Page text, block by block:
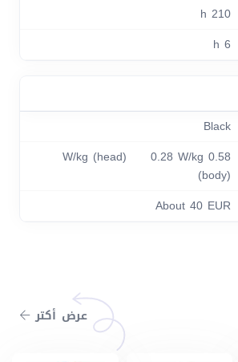
210 h
6 h
Black
0.58 W/kg (head) 0.28 W/kg
(body)
About 40 EUR
عرض أكتر